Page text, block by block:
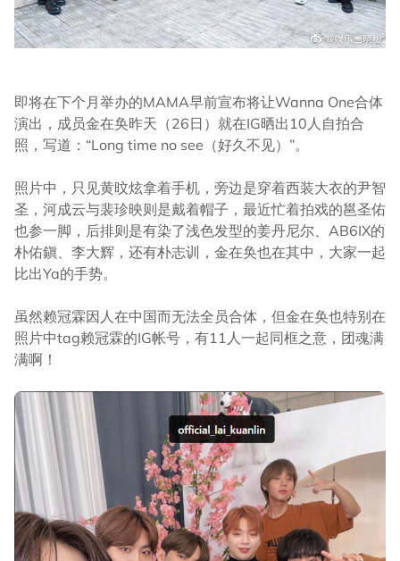
即将在下个月举办的MAMA早前宣布将让Wanna One合体
演出，成员金在奂昨天（26日）就在IG晒出10人自拍合
照，写道：“Long time no see（好久不见）”。
照片中，只见黄旼炫拿着手机，旁边是穿着西装大衣的尹智
圣，河成云与裴珍映则是戴着帽子，最近忙着拍戏的邕圣佑
也参一脚，后排则是有染了浅色发型的姜丹尼尔、AB6IX的
朴佑鎭、李大辉，还有朴志训，金在奂也在其中，大家一起
比出Ya的手势。
虽然赖冠霖因人在中国而无法全员合体，但金在奂也特别在
照片中tag赖冠霖的IG帐号，有11人一起同框之意，团魂满
满啊！